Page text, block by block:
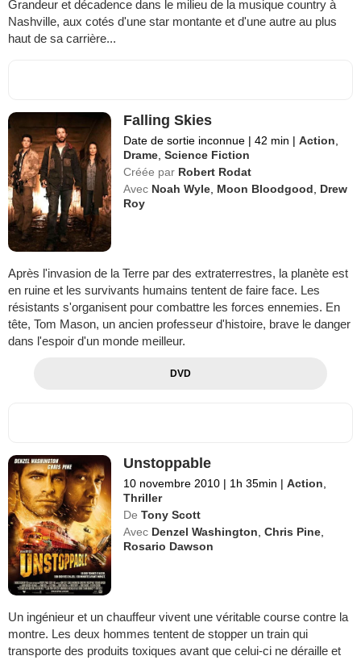
Grandeur et décadence dans le milieu de la musique country à
Nashville, aux cotés d'une star montante et d'une autre au plus
haut de sa carrière...
Falling Skies
Date de sortie inconnue | 42 min | Action
Drame ,Science Fiction
Créée par Robert Rodat
Avec Noah Wyle Moon Bloodgood
Drew
Roy
Après l'invasion de la Terre par des extraterrestres, la planète est
en ruine et les survivants humains tentent de faire face. Les
résistants s'organisent pour combattre les forces ennemies. En
tête, Tom Mason, un ancien professeur d'histoire, brave le danger
dans l'espoir d'un monde meilleur.
DVD
Unstoppable
10 novembre 2010 | 1h 35min | Action,
Thriller
De Tony Scott
Avec Denzel Washington,Chris Pine,
Rosario Dawson
Un ingénieur et un chauffeur vivent une véritable course contre la
montre. Les deux hommes tentent de stopper un train qui
transporte des produits toxiques avant que celui-ci ne déraille et